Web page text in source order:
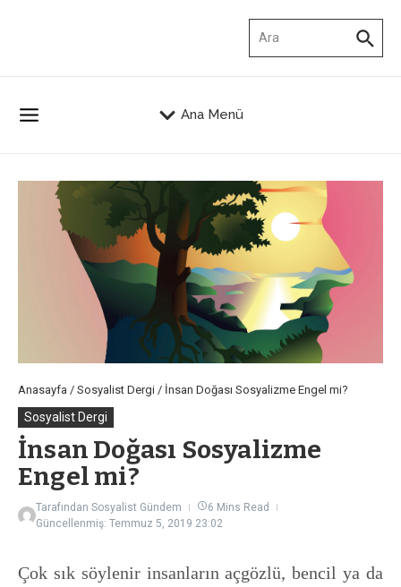
Ana Menü
Anasayfa / Sosyalist Dergi / İnsan Doğası Sosyalizme Engel mi?
Sosyalist Dergi
İnsan Doğası Sosyalizme
Engel mi?
Tarafından Sosyalist Gündem
6 Mins Read
Güncellenmiş: Temmuz 5, 2019 23:02
Çok sık söylenir insanların açgözlü, bencil ya da